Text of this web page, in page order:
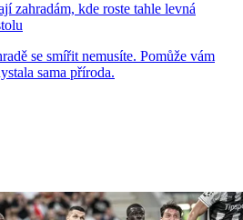
zahradám, kde roste tahle levná
se smířit nemusíte. Pomůže vám
sama příroda.